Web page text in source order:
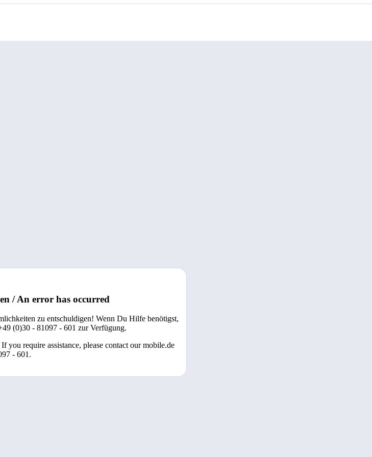
/ An error has occurred
zu entschuldigen! Wenn Du Hilfe benötigst,
(0)30 - 81097 - 601 zur Verfügung.
you require assistance, please contact our mobile.de
- 601.